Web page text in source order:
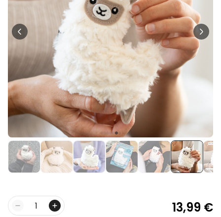
Personalisierbar
Personalisierbares Handtuch
Maritim mit Text
über 1.900
mal gekauft
34,99 €
Personalisierbar
Personalisierbares Retro-
Handtuch mit Text
34,99 €
Ice Cooler - Kreativer
Flaschenkühler
über 9.700
mal gekauft
29,99 €
Menge 13,99 €